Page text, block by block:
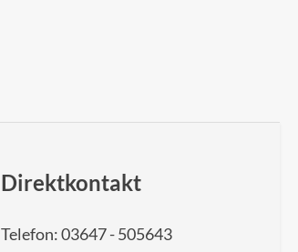
Direktkontakt
Telefon: 03647 - 505643